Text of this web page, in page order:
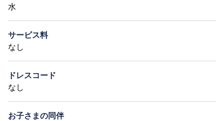
水
サービス料
なし
ドレスコード
なし
お子さまの同伴